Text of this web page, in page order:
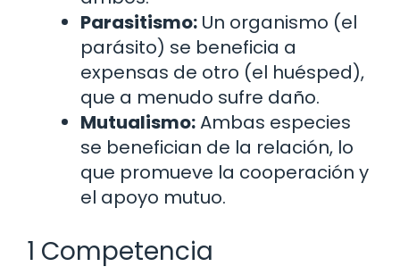
Parasitismo: Un organismo (el
parásito) se beneficia a
expensas de otro (el huésped),
que a menudo sufre daño.
Mutualismo:Ambas especies
se benefician de la relación, lo
que promueve la cooperación y
el apoyo mutuo.
1 Competencia